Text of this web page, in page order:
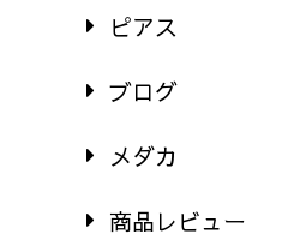
ピアス
ブログ
メダカ
商品レビュー